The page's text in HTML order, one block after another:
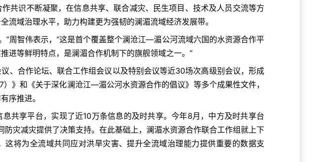
共识不断凝聚，在信息共享、联合减灾、民生项目、技术及人员交流等方
流域治理水平，助力构建更为强韧的澜湄流域经济发展带。
”周智伟表示，“这是首个覆盖整个澜沧江—湄公河流域六国的水资源合作平
进等鲜明特点，是澜湄合作机制下的旗舰领域之一。”
、合作论坛、联合工作组会议以及特别会议等近30场次高级别会议，形成
》和《关于深化澜沧江—湄公河水资源合作的倡议》等多个成果性文件，
序推进。
共享平台，实现了近10万条信息的及时共享。今年8月，中方及时共享台
防灾减灾提供了决策支持。在此基础上，澜湄水资源合作联合工作组就上下
将为全流域共同应对洪旱灾害、提升全流域治理能力提供重要的数据支